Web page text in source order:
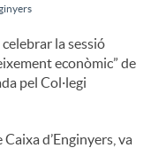
la sessió
econòmic” de
pel Col·legi
d’Enginyers, va